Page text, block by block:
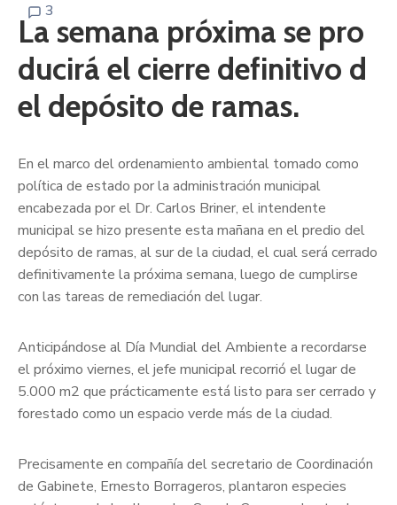
3
La semana próxima se pro
ducirá el cierre definitivo d
el depósito de ramas.
En el marco del ordenamiento ambiental tomado como
política de estado por la administración municipal
encabezada por el Dr. Carlos Briner, el intendente
municipal se hizo presente esta mañana en el predio del
depósito de ramas, al sur de la ciudad, el cual será cerrado
definitivamente la próxima semana, luego de cumplirse
con las tareas de remediación del lugar.
Anticipándose al Día Mundial del Ambiente a recordarse
el próximo viernes, el jefe municipal recorrió el lugar de
5.000 m2 que prácticamente está listo para ser cerrado y
forestado como un espacio verde más de la ciudad.
Precisamente en compañía del secretario de Coordinación
de Gabinete, Ernesto Borrageros, plantaron especies